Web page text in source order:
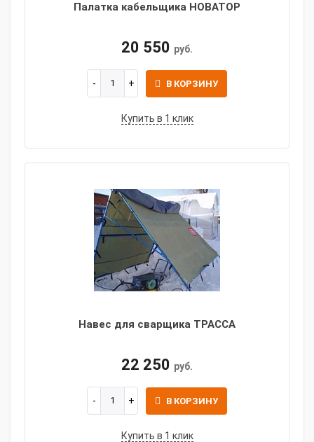
Палатка кабельщика НОВАТОР
20 550 руб.
В КОРЗИНУ
Купить в 1 клик
Навес для сварщика ТРАССА
22 250 руб.
В КОРЗИНУ
Купить в 1 клик